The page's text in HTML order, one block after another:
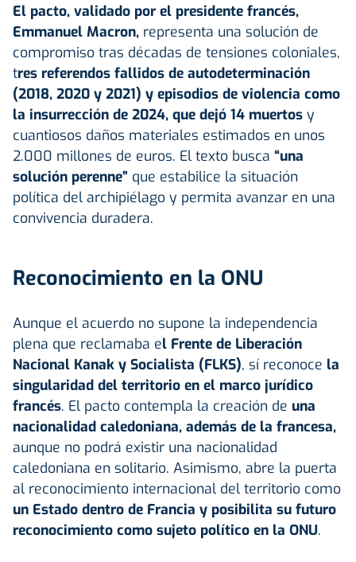
El pacto, validado por el presidente francés,
Emmanuel Macron, representa una solución de
compromiso tras décadas de tensiones coloniales,
tres referendos fallidos de autodeterminación
(2018, 2020 y 2021) y episodios de violencia como
la insurrección de 2024, que dejó 14 muertos y
cuantiosos daños materiales estimados en unos
2.000 millones de euros. El texto busca “una
solución perenne” que estabilice la situación
política del archipiélago y permita avanzar en una
convivencia duradera.
Reconocimiento en la ONU
Aunque el acuerdo no supone la independencia
plena que reclamaba el Frente de Liberación
Nacional Kanak y Socialista (FLKS), sí reconoce la
singularidad del territorio en el marco jurídico
francés. El pacto contempla la creación de una
nacionalidad caledoniana, además de la francesa,
aunque no podrá existir una nacionalidad
caledoniana en solitario. Asimismo, abre la puerta
al reconocimiento internacional del territorio como
un Estado dentro de Francia y posibilita su futuro
reconocimiento como sujeto político en la ONU.